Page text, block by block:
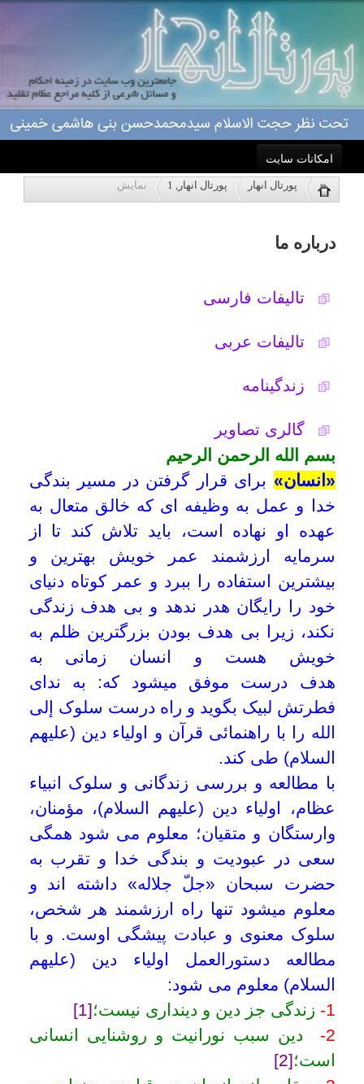
امکانات سایت
خانه
درباره ما
پاسخگویی
امکانات
کاربر میهمان
پورتال انهار پورتال انهار, 1 نمایش
تالیفات فارسی
بسم الله الرحمن الرحیم
عهده او نهاده است، باید تلاش کند تا از
خویش هست و انسان زمانی به
هدف درست موفق میشود که: به ندای
فطرتش لبیک بگوید و راه درست سلوک إلی
الله را با راهنمائی قرآن و اولیاء دین (علیهم
السلام) طی کند.
با مطالعه و بررسی زندگانی و سلوک انبیاء
عظام، اولیاء دین (علیهم السلام)، مؤمنان،
وارستگان و متقیان؛ معلوم می شود همگی
سعی در عبودیت و بندگی خدا و تقرب به
حضرت سبحان «جلّ جلاله» داشته اند و
معلوم میشود تنها راه ارزشمند هر شخص،
سلوک معنوی و عبادت پیشگی اوست. و با
مطالعه دستورالعمل اولیاء دین (علیهم
السلام) معلوم می شود:
زندگی جز دین و دینداری نیست؛
-2دین سبب نورانیت و روشنایی انسانی
است؛[2]
3 مقام بلند انسان در قیامت دینداری و
ریزبینی و دقت در امر دینش می باشد؛[3]
4
-
دین شریف ترین نسب ها است .
بنابراین برای رسیدن به خیر دنیا و آخرت تنها
وظیفه؛ عبودیت و بندگی خداوند است به
گونه ای که: تمام امور و مشغله های خود را
در غالب سلوک و بندگی خدای سبحان قرار
دهیم.
اینجانب نیز پس از انجام خدمات ناچیز
علمی و تحقیقات مختصر فقهی، با تأسیس
پایگاه اینترنتی أنهار
(در 25 اردیبهشت 1388
هجری شمسی 2 روز قبل از ارتحال مرحوم
آیةالله العظمی بهجت)سعی در ایجاد فضای
مجازی برای آشنائی مؤمنان با احکام نمودم
وظایف شرعی مطابق فتاوای مراجع عظام
تقلید در زمینه احکام شرعی فراهم شود تا
گامی هر چند ناچیز دیگر نیز در راه خدمت به
دین و انجام وظیفه شرعی خویش بردارم و
انشاءالله این خدمت ناچیز ذخیره قبر و